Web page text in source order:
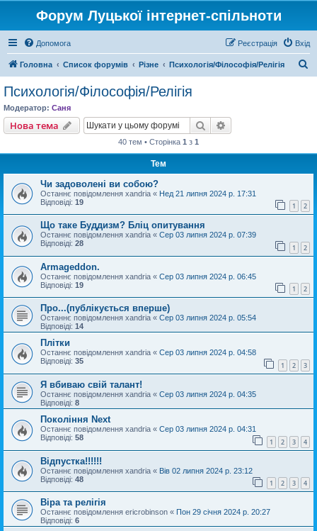
Форум Луцької інтернет-спільноти
Допомога Вхід
Реєстрація
Головна Список форумів Різне Психологія/Філософія/Релігія
Психологія/Філософія/Релігія
Модератор: Саня
Нова тема Пошук
40 тем • Сторінка 1 з 1
Тем
Чи задоволені ви собою?
Останнє повідомлення xandria « Нед 21 липня 2024 р. 17:31
Відповіді: 19 1 2
Що таке Буддизм? Бліц опитування
Останнє повідомлення xandria « Сер 03 липня 2024 р. 07:39
Відповіді: 28 1 2
Armageddon.
Останнє повідомлення xandria « Сер 03 липня 2024 р. 06:45
Відповіді: 19 1 2
Про...(публікується вперше)
Останнє повідомлення xandria « Сер 03 липня 2024 р. 05:54
Відповіді: 14
Плітки
Останнє повідомлення xandria « Сер 03 липня 2024 р. 04:58
Відповіді: 35 1 2 3
Я вбиваю свій талант!
Останнє повідомлення xandria « Сер 03 липня 2024 р. 04:35
Відповіді: 8
Покоління Next
Останнє повідомлення xandria « Сер 03 липня 2024 р. 04:31
Відповіді: 58 1 2 3 4
Відпустка!!!!!!
Останнє повідомлення xandria « Вів 02 липня 2024 р. 23:12
Відповіді: 48 1 2 3 4
Віра та релігія
Останнє повідомлення ericrobinson « Пон 29 січня 2024 р. 20:27
Відповіді: 6